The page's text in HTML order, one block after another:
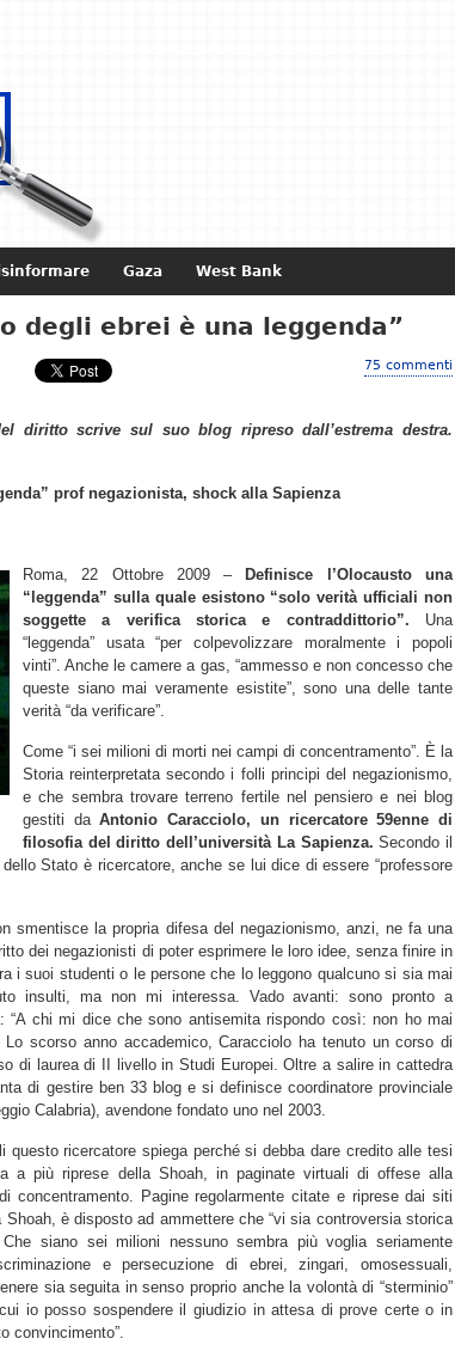
Gaza West Bank
degli ebrei è una leggenda”
75 commenti
diritto scrive sul suo blog ripreso dall’estrema destra.
prof negazionista, shock alla Sapienza
Roma, 22 Ottobre 2009 –
Definisce l’Olocausto una
“leggenda” sulla quale esistono “solo verità ufficiali non
soggette a verifica storica e contraddittorio”. Una
“leggenda” usata “per colpevolizzare moralmente i popoli
vinti”. Anche le camere a gas, “ammesso e non concesso che
queste siano mai veramente esistite”, sono una delle tante
verità “da verificare”.
Come “i sei milioni di morti nei campi di concentramento”. È la
Storia reinterpretata secondo i folli principi del negazionismo,
e che sembra trovare terreno fertile nel pensiero e nei blog
gestiti daAntonio Caracciolo, un ricercatore 59enne di
filosofia del diritto dell’università La Sapienza. Secondo il
Stato è ricercatore, anche se lui dice di essere “professore
smentisce la propria difesa del negazionismo, anzi, ne fa una
dei negazionisti di poter esprimere le loro idee, senza finire in
i suoi studenti o le persone che lo leggono qualcuno si sia mai
insulti, ma non mi interessa. Vado avanti: sono pronto a
“A chi mi dice che sono antisemita rispondo così: non ho mai
scorso anno accademico, Caracciolo ha tenuto un corso di
di laurea di II livello in Studi Europei. Oltre a salire in cattedra
di gestire ben 33 blog e si definisce coordinatore provinciale
Calabria), avendone fondato uno nel 2003.
ricercatore spiega perché si debba dare credito alle tesi
a più riprese della Shoah, in paginate virtuali di offese alla
concentramento. Pagine regolarmente citate e riprese dai siti
è disposto ad ammettere che “vi sia controversia storica
siano sei milioni nessuno sembra più voglia seriamente
e persecuzione di ebrei, zingari, omosessuali,
sia seguita in senso proprio anche la volontà di “sterminio”
io posso sospendere il giudizio in attesa di prove certe o in
convincimento”.